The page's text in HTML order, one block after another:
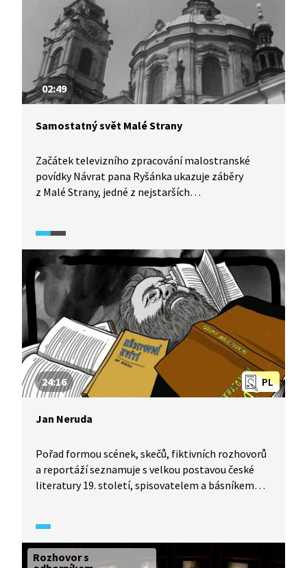
02:49
Samostatný svět Malé Strany
Začátek televizního zpracování malostranské
povídky Návrat pana Ryšánka ukazuje záběry
z Malé Strany, jedné z nejstarších
samostatným městem. Jde o jednu
z nejoblíbenějších pražských čtvrtí, lokalitu plnou
památek, tajemných uliček a zákoutí, která
inspirovala mnoho umělců včetně slavného
rodáka Jana Nerudy.
PL
24:16
Jan Neruda
Pořad formou scének, skečů, fiktivních rozhovorů
a reportáží seznamuje s velkou postavou české
literatury 19. století, spisovatelem a básníkem
přesto celý svůj život v materiální nouzi.
Rozhovor s